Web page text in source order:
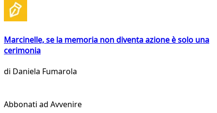
Marcinelle, se la memoria non diventa azione è solo una
cerimonia
di Daniela Fumarola
Abbonati ad Avvenire